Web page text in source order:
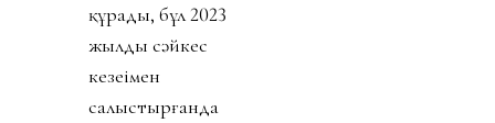
құрады, бұл 2023
жылдың сәйкес
кезеңімен
салыстырғанда